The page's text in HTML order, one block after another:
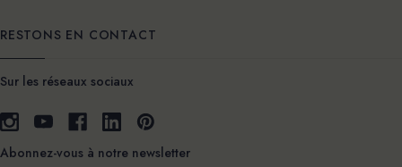
RESTONS EN CONTACT
Sur les réseaux sociaux
Abonnez-vous à notre newsletter